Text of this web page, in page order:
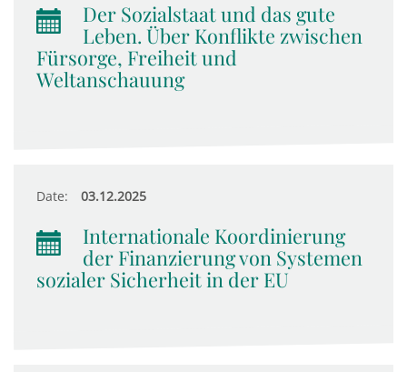
Der Sozialstaat und das gute
Leben. Über Konflikte zwischen
Fürsorge, Freiheit und
Weltanschauung
Date: 03.12.2025
Internationale Koordinierung
der Finanzierung von Systemen
sozialer Sicherheit in der EU